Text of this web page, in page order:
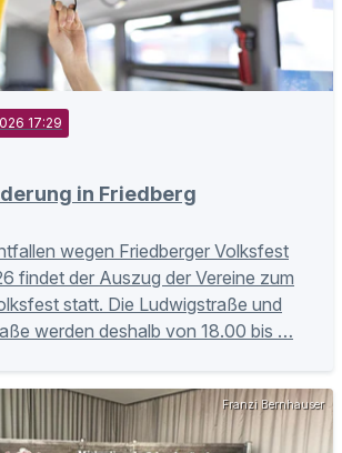
17:29
in Friedberg
wegen Friedberger Volksfest
findet der Auszug der Vereine zum
statt. Die Ludwigstraße und
werden deshalb von 18.00 bis …
Franzi Bernhauser